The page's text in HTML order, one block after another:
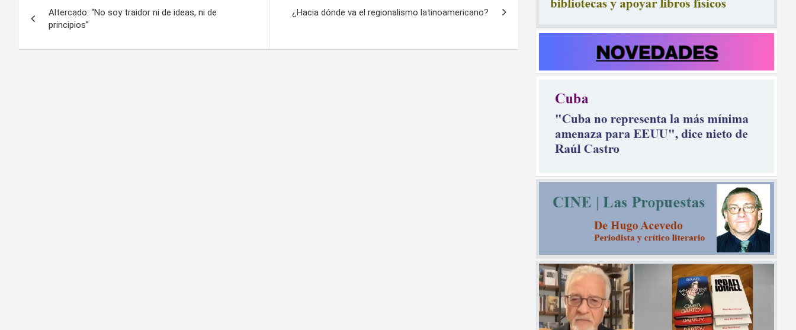
de
entradas
Altercado: “No soy traidor ni de ideas, ni de
principios”
¿Hacia dónde va el regionalismo latinoamericano?